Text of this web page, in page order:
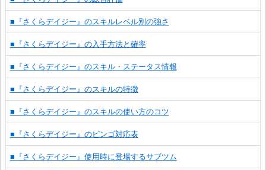
■『さくらデイジー』のスキルレベル別の強さ
■『さくらデイジー』の入手方法と確率
■『さくらデイジー』のスキル・ステータス情報
■『さくらデイジー』のスキルの特徴
■『さくらデイジー』のスキルの使い方のコツ
■『さくらデイジー』のビンゴ対応表
■『さくらデイジー』使用時に登場するサブツム